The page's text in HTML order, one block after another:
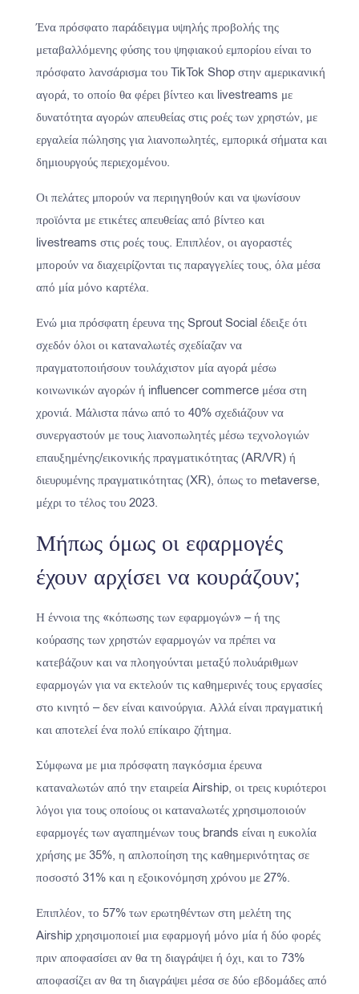
Ένα πρόσφατο παράδειγμα υψηλής προβολής της
μεταβαλλόμενης φύσης του ψηφιακού εμπορίου είναι το
πρόσφατο λανσάρισμα του TikTok Shop στην αμερικανική
αγορά, το οποίο θα φέρει βίντεο και livestreams με
δυνατότητα αγορών απευθείας στις ροές των χρηστών, με
εργαλεία πώλησης για λιανοπωλητές, εμπορικά σήματα και
δημιουργούς περιεχομένου.
Οι πελάτες μπορούν να περιηγηθούν και να ψωνίσουν
προϊόντα με ετικέτες απευθείας από βίντεο και
livestreams στις ροές τους. Επιπλέον, οι αγοραστές
μπορούν να διαχειρίζονται τις παραγγελίες τους, όλα μέσα
από μία μόνο καρτέλα.
Ενώ μια πρόσφατη έρευνα της Sprout Social έδειξε ότι
σχεδόν όλοι οι καταναλωτές σχεδίαζαν να
πραγματοποιήσουν τουλάχιστον μία αγορά μέσω
κοινωνικών αγορών ή influencer commerce μέσα στη
χρονιά. Μάλιστα πάνω από το 40% σχεδιάζουν να
συνεργαστούν με τους λιανοπωλητές μέσω τεχνολογιών
επαυξημένης/εικονικής πραγματικότητας (AR/VR) ή
διευρυμένης πραγματικότητας (XR), όπως το metaverse,
μέχρι το τέλος του 2023.
Μήπως όμως οι εφαρμογές
έχουν αρχίσει να κουράζουν;
Η έννοια της «κόπωσης των εφαρμογών» – ή της
κούρασης των χρηστών εφαρμογών να πρέπει να
κατεβάζουν και να πλοηγούνται μεταξύ πολυάριθμων
εφαρμογών για να εκτελούν τις καθημερινές τους εργασίες
στο κινητό – δεν είναι καινούργια. Αλλά είναι πραγματική
και αποτελεί ένα πολύ επίκαιρο ζήτημα.
Σύμφωνα με μια πρόσφατη παγκόσμια έρευνα
καταναλωτών από την εταιρεία Airship, οι τρεις κυριότεροι
λόγοι για τους οποίους οι καταναλωτές χρησιμοποιούν
εφαρμογές των αγαπημένων τους brands είναι η ευκολία
χρήσης με 35%, η απλοποίηση της καθημερινότητας σε
ποσοστό 31% και η εξοικονόμηση χρόνου με 27%.
Επιπλέον, το 57% των ερωτηθέντων στη μελέτη της
Airship χρησιμοποιεί μια εφαρμογή μόνο μία ή δύο φορές
πριν αποφασίσει αν θα τη διαγράψει ή όχι, και το 73%
αποφασίζει αν θα τη διαγράψει μέσα σε δύο εβδομάδες από